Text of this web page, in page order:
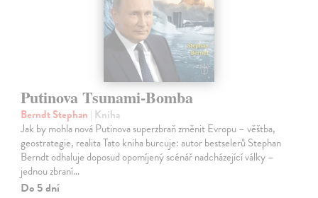
Putinova Tsunami-Bomba
Berndt Stephan | Kniha
Jak by mohla nová Putinova superzbraň změnit Evropu – věštba,
geostrategie, realita Tato kniha burcuje: autor bestselerů Stephan
Berndt odhaluje doposud opomíjený scénář nadcházející války –
jednou zbraní…
Do 5 dní